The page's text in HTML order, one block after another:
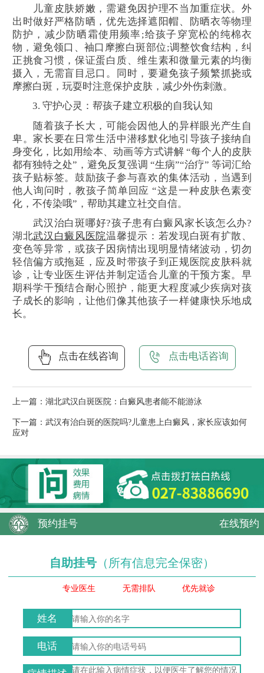
儿童皮肤娇嫩，需避免因护理不当加重症状。外
出时做好严格防晒，优先选择遮阳帽、防晒衣等物理
防护，减少防晒霜使用频率;给孩子穿宽松的纯棉衣
物，避免领口、袖口摩擦白斑部位;调整饮食结构，纠
正挑食习惯，保证蛋白质、维生素和微量元素的均衡
摄入，无需盲目忌口。同时，要避免孩子频繁抓挠或
摩擦白斑，玩耍时注意保护皮肤，减少外伤刺激。
3. 守护心灵：帮孩子建立积极的自我认知
随着孩子长大，可能会因他人的异样眼光产生自
卑。家长要在日常生活中潜移默化地引导孩子接纳自
身变化，比如用绘本、动画等方式讲解 “每个人的皮肤
都有独特之处”，避免反复强调 “生病”“治疗” 等词汇给
孩子贴标签。鼓励孩子参与喜欢的集体活动，当遇到
他人询问时，教孩子简单回应 “这是一种皮肤色素变
化，不传染哦”，帮助其建立社交自信。
武汉治白斑哪好?孩子患有白癜风家长该怎么办?
湖北武汉白癜风医院温馨提示：若发现白斑有扩散、
变色等异常，或孩子因病情出现明显情绪波动，切勿
轻信偏方或拖延，应及时带孩子到正规医院皮肤科就
诊，让专业医生评估并制定适合儿童的干预方案。早
期科学干预结合耐心照护，能更大程度减少疾病对孩
子成长的影响，让他们像其他孩子一样健康快乐地成
长。
点击在线咨询 点击电话咨询
上一篇： 湖北武汉白斑医院：白癜风患者能不能游泳
下一篇： 武汉有治白斑的医院吗?儿童患上白癜风，家长应该如何
应对
预约挂号 在线预约
自助挂号 （所有信息完全保密）
专业医生 无需排队 优先就诊
姓名
电话